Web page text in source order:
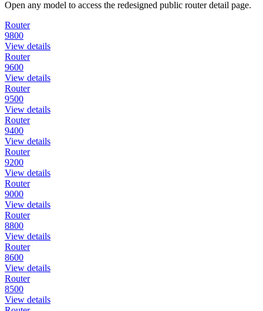
Open any model to access the redesigned public router detail page.
Router
9800
View details
Router
9600
View details
Router
9500
View details
Router
9400
View details
Router
9200
View details
Router
9000
View details
Router
8800
View details
Router
8600
View details
Router
8500
View details